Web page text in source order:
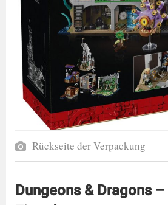
Rückseite der Verpackung
Dungeons & Dragons